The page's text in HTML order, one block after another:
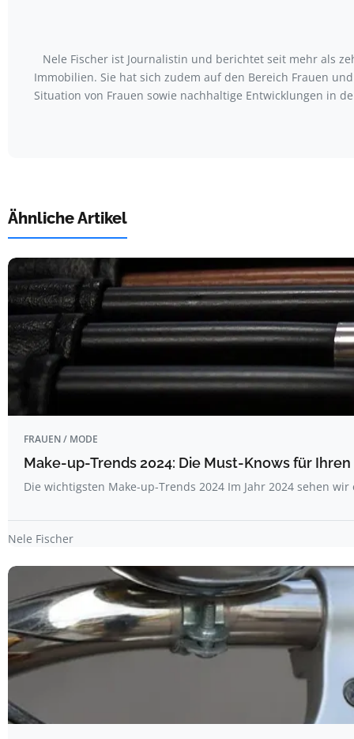
Nele Fischer ist Journalistin und berichtet seit mehr als
Immobilien. Sie hat sich zudem auf den Bereich Frauen
Situation von Frauen sowie nachhaltige Entwicklungen in
Ähnliche Artikel
FRAUEN / MODE
Make-up-Trends 2024: Die Must-Knows für
Die wichtigsten Make-up-Trends 2024 Im Jahr 2024 sehen
Nele Fischer